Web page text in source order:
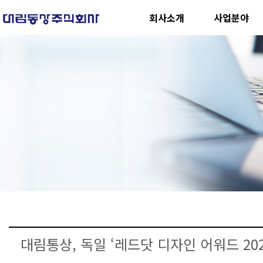
회사소개 사업분야
대림통상, 독일 ‘레드닷 디자인 어워드